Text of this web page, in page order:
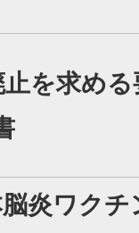
を求める
炎ワクチ